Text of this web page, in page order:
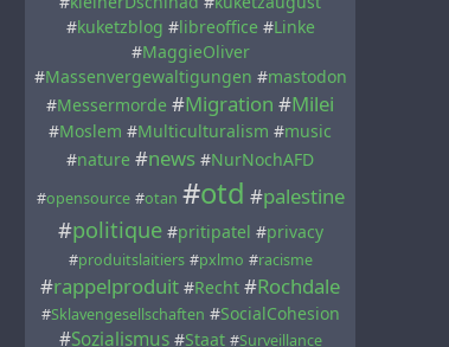
#kuketzblog #libreoffice #Linke
#MaggieOliver
#Massenvergewaltigungen #mastodon
#Messermorde #Migration #Milei
#Moslem #Multiculturalism #music
#nature #news #NurNochAFD
#opensource #otan #otd #palestine
#politique #pritipatel #privacy
#produitslaitiers #pxlmo #racisme
#rappelproduit #Recht #Rochdale
#Sklavengesellschaften #SocialCohesion
#Sozialismus #Staat #Surveillance